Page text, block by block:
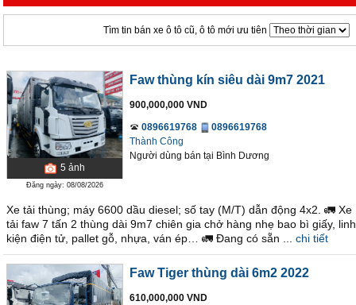
Tìm tin bán xe ô tô cũ, ô tô mới ưu tiên
5 ảnh
Đăng ngày: 08/08/2026
Faw thùng kín siêu dài 9m7 2021
900,000,000 VND
0896619768
0896619768
Thành Công
Người dùng bán tại Bình Dương
Xe tải thùng; máy 6600 dầu diesel; số tay (M/T) dẫn động 4x2. 🚛 Xe
tải faw 7 tấn 2 thùng dài 9m7 chiên gia chở hàng nhẹ bao bì giấy, linh
kiện điện tử, pallet gỗ, nhựa, ván ép… 🚛 Đang có sẵn ...
chi tiết
Faw Tiger thùng dài 6m2 2022
610,000,000 VND